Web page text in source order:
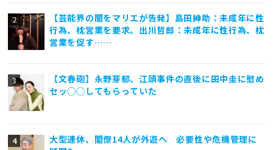
【芸能界の闇をマリエが告発】島田紳助：未成年に性
行為、枕営業を要求。出川哲郎：未成年に性行為、枕
営業を促す……
【文春砲】永野芽郁、江頭事件の直後に田中圭に慰め
セッ◯◯してもらっていた
大型連休、閣僚14人が外遊へ 必要性や危機管理に